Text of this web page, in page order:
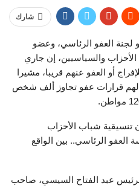
شارك
لجنة العفو الرئاسي، وعضو
والسياسيين، إن جاري
أو العفو عنهم قريبا، مشيرا
لهم قرارات عفو تجاوز ألف شخص
شباب الأحزاب
العفو الرئاسي.. بين الواقع
عبد الفتاح السيسي، صاحب